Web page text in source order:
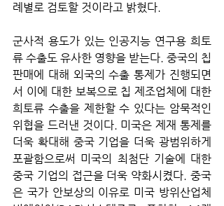
례별로 검토할 것이라고 밝혔다.
군사적 용도가 있는 인공지능 연구용 희토
류 수출도 유사한 영향을 받는다. 중국의 칩
판매에 대해 외국의 수출 통제가 진행되면
서 이에 대한 보복으로 칩 제조업체에 대한
희토류 수출을 제한할 수 있다는 암묵적인
위협을 드러낸 것이다. 미국은 제재 통제를
더욱 확대해 중국 기업을 더욱 광범위하게
포괄함으로써 미국의 최첨단 기술에 대한
중국 기업의 접근을 더욱 약화시켰다. 중국
은 국가 안보상의 이유로 미국 방위산업체